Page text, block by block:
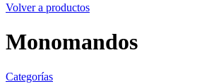
Volver a productos
Monomandos
Categorías